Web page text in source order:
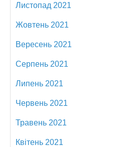
Листопад 2021
Жовтень 2021
Вересень 2021
Серпень 2021
Липень 2021
Червень 2021
Травень 2021
Квітень 2021